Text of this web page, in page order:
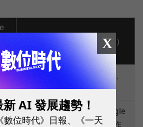
Google AI Pro（付費版）
Gemini 2.5 Pro（性能更強、
支援更長上下文處理）
可在 Gmail、Docs 等 Google
應用程式中提供進階 AI 協作
X
AI 發展趨勢！
數位時代》日報、《一天